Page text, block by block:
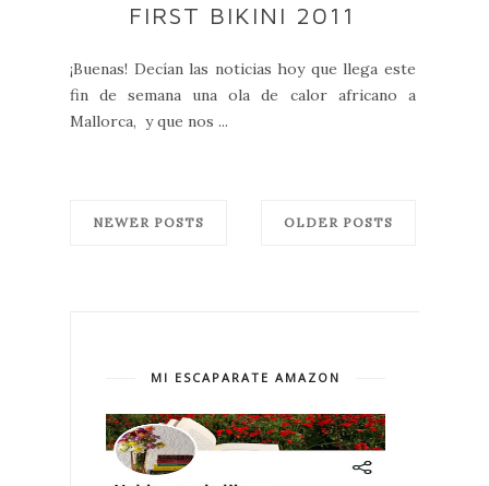
FIRST BIKINI 2011
¡Buenas! Decían las noticias hoy que llega este
fin de semana una ola de calor africano a
Mallorca, y que nos ...
NEWER POSTS OLDER POSTS
MI ESCAPARATE AMAZON